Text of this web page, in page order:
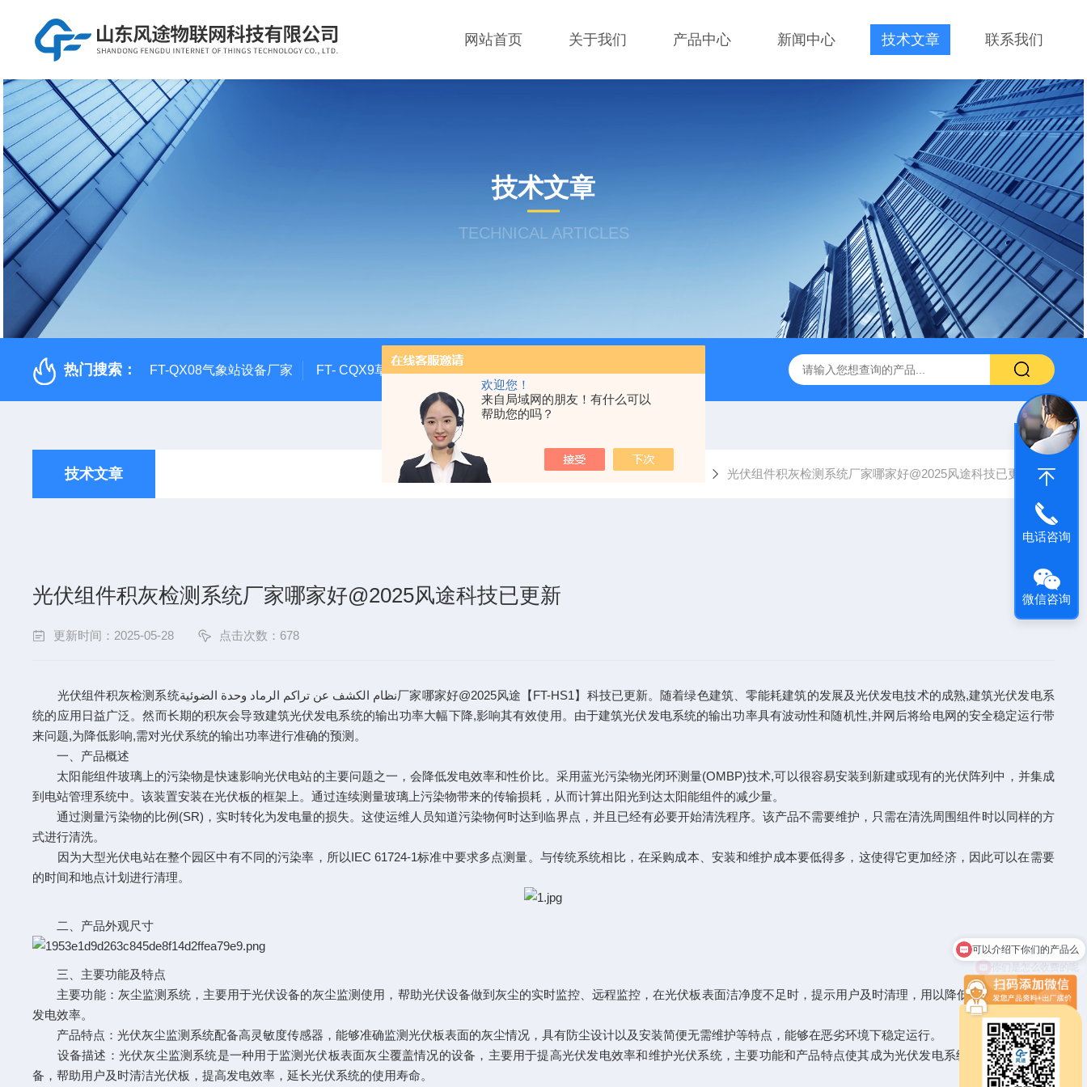
欢迎您！
来自局域网的朋友！有什么可以
帮助您的吗？
网站首页 关于我们 产品中心 新闻中心 技术文章 联系我们
技术文章
TECHNICAL ARTICLES
热门搜索： FT-QX08气象站设备厂家 FT- CQX9草原生态气象站 FT-YW10一体式超声波液位计 FT-ZDSQ无线土壤墒情监测仪厂家
技术文章 当前位置： 首页 技术文章 光伏组件积灰检测系统厂家哪家好@2025风途科技已更新
光伏组件积灰检测系统厂家哪家好@2025风途科技已更新
更新时间：2025-05-28 点击次数：678
光伏组件积灰检测系统نظام الكشف عن تراكم الرماد وحدة الضوئية厂家哪家好@2025风途【FT-HS1】科技已更新。随着绿色建筑、零能耗建筑的发展及光伏发电技术的成熟,建筑光伏发电系
统的应用日益广泛。然而长期的积灰会导致建筑光伏发电系统的输出功率大幅下降,影响其有效使用。由于建筑光伏发电系统的输出功率具有波动性和随机性,并网后将给电网的安全稳定运行带
来问题,为降低影响,需对光伏系统的输出功率进行准确的预测。
一、产品概述
太阳能组件玻璃上的污染物是快速影响光伏电站的主要问题之一，会降低发电效率和性价比。采用蓝光污染物光闭环测量(OMBP)技术,可以很容易安装到新建或现有的光伏阵列中，并集成
到电站管理系统中。该装置安装在光伏板的框架上。通过连续测量玻璃上污染物带来的传输损耗，从而计算出阳光到达太阳能组件的减少量。
通过测量污染物的比例(SR)，实时转化为发电量的损失。这使运维人员知道污染物何时达到临界点，并且已经有必要开始清洗程序。该产品不需要维护，只需在清洗周围组件时以同样的方
式进行清洗。
因为大型光伏电站在整个园区中有不同的污染率，所以IEC 61724-1标准中要求多点测量。与传统系统相比，在采购成本、安装和维护成本要低得多，这使得它更加经济，因此可以在需要
的时间和地点计划进行清理。
二、产品外观尺寸
三、主要功能及特点
主要功能：灰尘监测系统，主要用于光伏设备的灰尘监测使用，帮助光伏设备做到灰尘的实时监控、远程监控，在光伏板表面洁净度不足时，提示用户及时清理，用以降低能源损耗，提升
发电效率。
产品特点：光伏灰尘监测系统配备高灵敏度传感器，能够准确监测光伏板表面的灰尘情况，具有防尘设计以及安装简便无需维护等特点，能够在恶劣环境下稳定运行。
设备描述：光伏灰尘监测系统是一种用于监测光伏板表面灰尘覆盖情况的设备，主要用于提高光伏发电效率和维护光伏系统，主要功能和产品特点使其成为光伏发电系统中重要的辅助设
备，帮助用户及时清洁光伏板，提高发电效率，延长光伏系统的使用寿命。
电话咨询
微信咨询
你们是怎么收费的呢